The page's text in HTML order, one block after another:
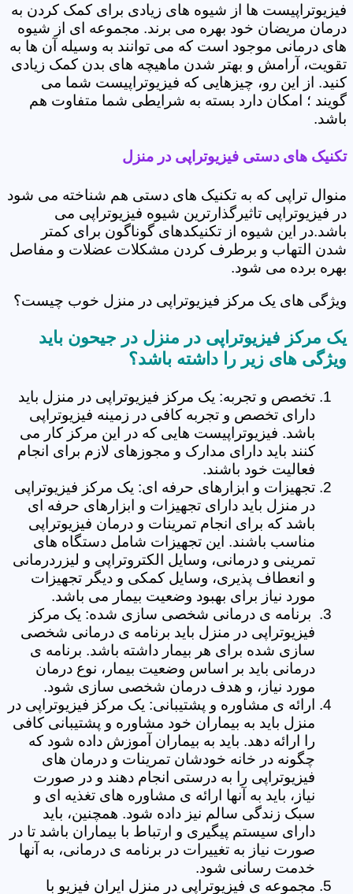
فیزیوتراپیست ها از شیوه های زیادی برای کمک کردن به
درمان مریضان خود بهره می برند. مجموعه ای از شیوه
های درمانی موجود است که می توانند به وسیله آن ها به
تقویت، آرامش و بهتر شدن ماهیچه های بدن کمک زیادی
کنید. از این رو، چیزهایی که فیزیوتراپیست شما می
گویند ؛ امکان دارد بسته به شرایطی شما متفاوت هم
باشد.
تکنیک های دستی فیزیوتراپی در منزل
منوال تراپی که به تکنیک های دستی هم شناخته می شود
در فیزیوتراپی تاثیرگذارترین شیوه فیزیوتراپی می
باشد.در این شیوه از تکنیکدهای گوناگون برای کمتر
شدن التهاب و برطرف کردن مشکلات عضلات و مفاصل
بهره برده می شود.
ویژگی های یک مرکز فیزیوتراپی در منزل خوب چیست؟
یک مرکز فیزیوتراپی در منزل در جیحون باید
ویژگی های زیر را داشته باشد؟
تخصص و تجربه: یک مرکز فیزیوتراپی در منزل باید
دارای تخصص و تجربه کافی در زمینه فیزیوتراپی
باشد. فیزیوتراپیست هایی که در این مرکز کار می
کنند باید دارای مدارک و مجوزهای لازم برای انجام
فعالیت خود باشند.
تجهیزات و ابزارهای حرفه ای: یک مرکز فیزیوتراپی
در منزل باید دارای تجهیزات و ابزارهای حرفه ای
باشد که برای انجام تمرینات و درمان فیزیوتراپی
مناسب باشند. این تجهیزات شامل دستگاه های
تمرینی و درمانی، وسایل الکتروتراپی و لیزردرمانی
و انعطاف پذیری، وسایل کمکی و دیگر تجهیزات
مورد نیاز برای بهبود وضعیت بیمار می باشد.
برنامه ی درمانی شخصی سازی شده: یک مرکز
فیزیوتراپی در منزل باید برنامه ی درمانی شخصی
سازی شده برای هر بیمار داشته باشد. برنامه ی
درمانی باید بر اساس وضعیت بیمار، نوع درمان
مورد نیاز، و هدف درمان شخصی سازی شود.
ارائه ی مشاوره و پشتیبانی: یک مرکز فیزیوتراپی در
منزل باید به بیماران خود مشاوره و پشتیبانی کافی
را ارائه دهد. باید به بیماران آموزش داده شود که
چگونه در خانه خودشان تمرینات و درمان های
فیزیوتراپی را به درستی انجام دهند و در صورت
نیاز، باید به آنها ارائه ی مشاوره های تغذیه ای و
سبک زندگی سالم نیز داده شود. همچنین، باید
دارای سیستم پیگیری و ارتباط با بیماران باشد تا در
صورت نیاز به تغییرات در برنامه ی درمانی، به آنها
خدمت رسانی شود.
مجموعه ی فیزیوتراپی در منزل ایران فیزیو با